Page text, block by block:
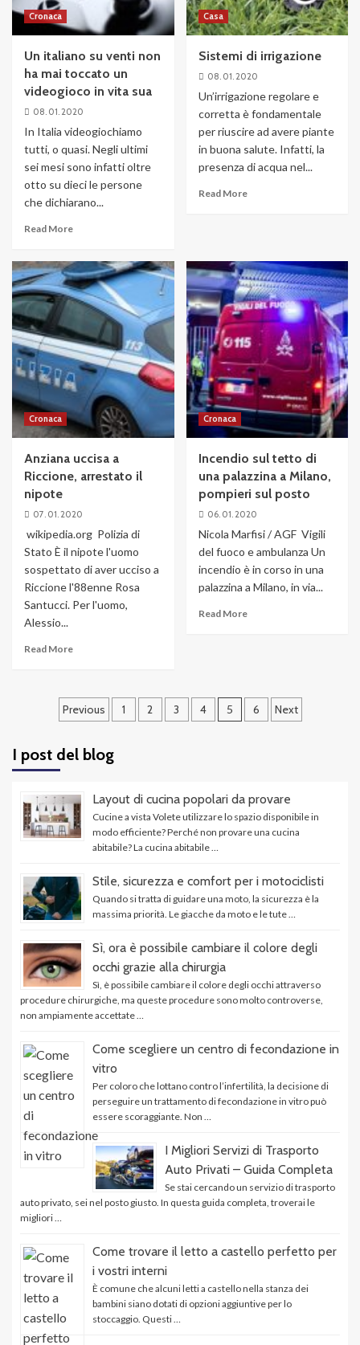
Cronaca
Un italiano su venti non
ha mai toccato un
videogioco in vita sua
08. 01. 2020
In Italia videogiochiamo
tutti, o quasi. Negli ultimi
sei mesi sono infatti oltre
otto su dieci le persone
che dichiarano...
Read More
Casa
Sistemi di irrigazione
08. 01. 2020
Un’irrigazione regolare e
corretta è fondamentale
per riuscire ad avere piante
in buona salute. Infatti, la
presenza di acqua nel...
Read More
Cronaca
Anziana uccisa a
Riccione, arrestato il
nipote
07. 01. 2020
wikipedia.org Polizia di
Stato È il nipote l'uomo
sospettato di aver ucciso a
Riccione l'88enne Rosa
Santucci. Per l'uomo,
Alessio...
Read More
Cronaca
Incendio sul tetto di
una palazzina a Milano,
pompieri sul posto
06. 01. 2020
Nicola Marfisi / AGF Vigili
del fuoco e ambulanza Un
incendio è in corso in una
palazzina a Milano, in via...
Read More
Navigazione
Previous 1 2 3 4 5 6 Next
I post del blog
Layout di cucina popolari da provare
Cucine a vista Volete utilizzare lo spazio disponibile in
modo efficiente? Perché non provare una cucina
abitabile? La cucina abitabile …
Stile, sicurezza e comfort per i motociclisti
Quando si tratta di guidare una moto, la sicurezza è la
massima priorità. Le giacche da moto e le tute …
Sì, ora è possibile cambiare il colore degli
occhi grazie alla chirurgia
Sì, è possibile cambiare il colore degli occhi attraverso
procedure chirurgiche, ma queste procedure sono molto controverse,
non ampiamente accettate …
Come scegliere un centro di fecondazione in
vitro
Per coloro che lottano contro l’infertilità, la decisione di
perseguire un trattamento di fecondazione in vitro può
essere scoraggiante. Non …
I Migliori Servizi di Trasporto
Auto Privati – Guida Completa
Se stai cercando un servizio di trasporto
auto privato, sei nel posto giusto. In questa guida completa, troverai le
migliori …
Come trovare il letto a castello perfetto per
i vostri interni
È comune che alcuni letti a castello nella stanza dei
bambini siano dotati di opzioni aggiuntive per lo
stoccaggio. Questi …